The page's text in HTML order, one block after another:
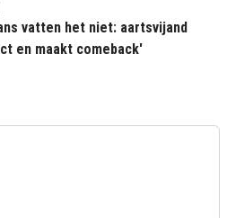
vatten het niet: aartsvijand
en maakt comeback'